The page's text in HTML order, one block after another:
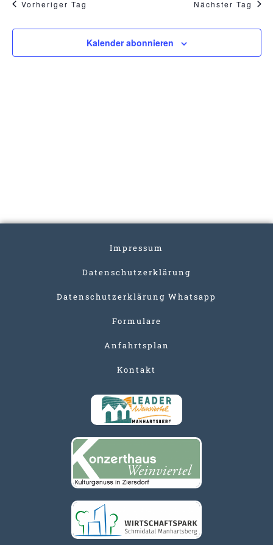
Vorheriger Tag Nächster Tag
Kalender abonnieren
Impressum
Datenschutzerklärung
Datenschutzerklärung Whatsapp
Formulare
Anfahrtsplan
Kontakt